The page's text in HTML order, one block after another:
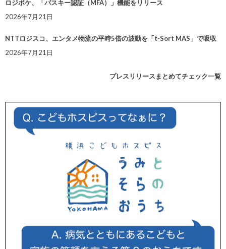
ロジポケ、「パスキー認証（MFA）」機能をリリース
2026年7月21日
NTTロジスコ、エンタメ物流の平時5倍の波動を「t-Sort MAS」で吸収
2026年7月21日
プレスリリースまとめてチェック一覧